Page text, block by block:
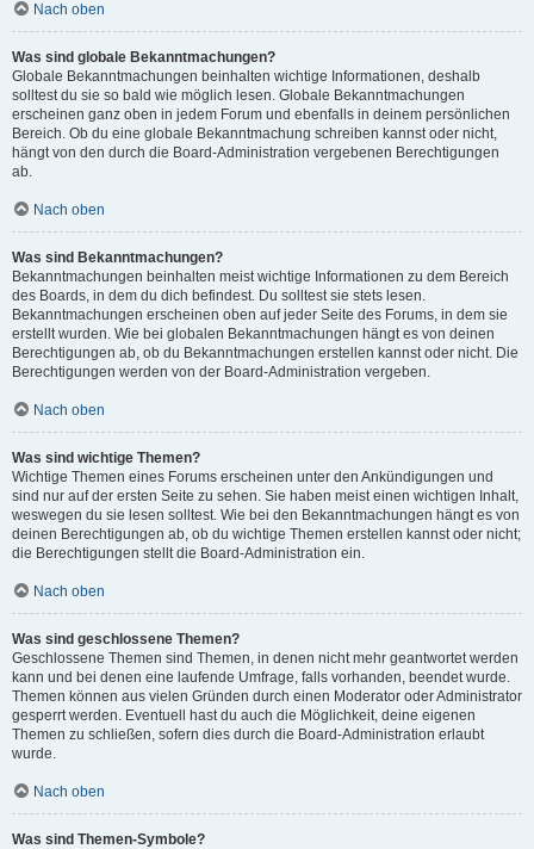
Nach oben
Was sind globale Bekanntmachungen?
Globale Bekanntmachungen beinhalten wichtige Informationen, deshalb
solltest du sie so bald wie möglich lesen. Globale Bekanntmachungen
erscheinen ganz oben in jedem Forum und ebenfalls in deinem persönlichen
Bereich. Ob du eine globale Bekanntmachung schreiben kannst oder nicht,
hängt von den durch die Board-Administration vergebenen Berechtigungen
ab.
Nach oben
Was sind Bekanntmachungen?
Bekanntmachungen beinhalten meist wichtige Informationen zu dem Bereich
des Boards, in dem du dich befindest. Du solltest sie stets lesen.
Bekanntmachungen erscheinen oben auf jeder Seite des Forums, in dem sie
erstellt wurden. Wie bei globalen Bekanntmachungen hängt es von deinen
Berechtigungen ab, ob du Bekanntmachungen erstellen kannst oder nicht. Die
Berechtigungen werden von der Board-Administration vergeben.
Nach oben
Was sind wichtige Themen?
Wichtige Themen eines Forums erscheinen unter den Ankündigungen und
sind nur auf der ersten Seite zu sehen. Sie haben meist einen wichtigen Inhalt,
weswegen du sie lesen solltest. Wie bei den Bekanntmachungen hängt es von
deinen Berechtigungen ab, ob du wichtige Themen erstellen kannst oder nicht;
die Berechtigungen stellt die Board-Administration ein.
Nach oben
Was sind geschlossene Themen?
Geschlossene Themen sind Themen, in denen nicht mehr geantwortet werden
kann und bei denen eine laufende Umfrage, falls vorhanden, beendet wurde.
Themen können aus vielen Gründen durch einen Moderator oder Administrator
gesperrt werden. Eventuell hast du auch die Möglichkeit, deine eigenen
Themen zu schließen, sofern dies durch die Board-Administration erlaubt
wurde.
Nach oben
Was sind Themen-Symbole?